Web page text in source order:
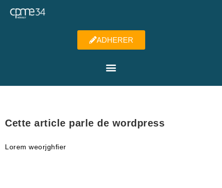
ADHERER
Cette article parle de wordpress
Lorem weorjghfier